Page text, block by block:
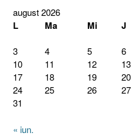
august 2026
L Ma Mi J
3
4 5 6
10
11 12 13
17
18 19 20
24
25 26 27
31
« iun.